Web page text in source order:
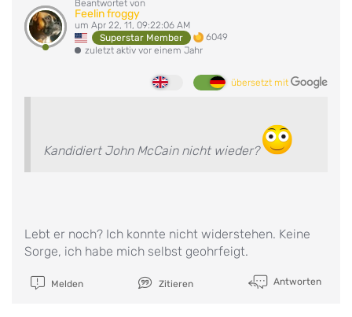
Beantwortet von
Feelin froggy
um Apr 22, 11, 09:22:06 AM
Superstar Member
6049
zuletzt aktiv vor einem Jahr
übersetzt mit
Kandidiert John McCain nicht wieder?
Lebt er noch? Ich konnte nicht widerstehen. Keine
Sorge, ich habe mich selbst geohrfeigt.
Melden Zitieren Antworten